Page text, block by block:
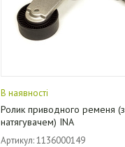
В наявності
Ролик приводного ременя (з
натягувачем) INA
Артикул: 1136000149